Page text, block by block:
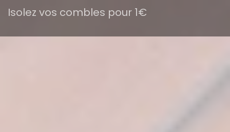
Isolez vos combles pour 1€